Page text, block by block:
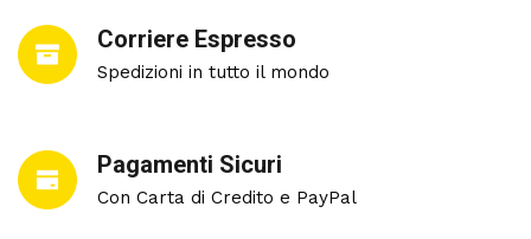
Corriere Espresso
Spedizioni in tutto il mondo
Pagamenti Sicuri
Con Carta di Credito e PayPal